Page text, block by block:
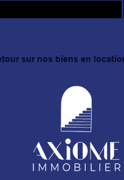
sur nos biens en